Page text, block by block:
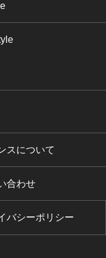
スについて
合わせ
バシーポリシー